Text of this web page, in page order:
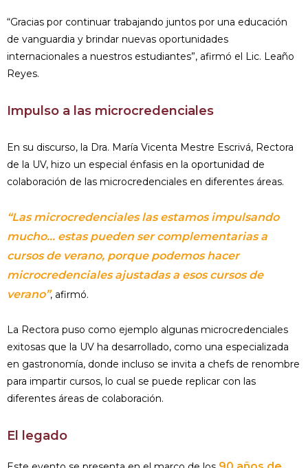
“Gracias por continuar trabajando juntos por una educación
de vanguardia y brindar nuevas oportunidades
internacionales a nuestros estudiantes”, afirmó el Lic. Leaño
Reyes.
Impulso a las microcredenciales
En su discurso, la Dra. María Vicenta Mestre Escrivá, Rectora
de la UV, hizo un especial énfasis en la oportunidad de
colaboración de las microcredenciales en diferentes áreas.
“Las microcredenciales las estamos impulsando
mucho… estas pueden ser complementarias a
cursos de verano, porque podemos hacer
microcredenciales ajustadas a esos cursos de
verano”, afirmó.
La Rectora puso como ejemplo algunas microcredenciales
exitosas que la UV ha desarrollado, como una especializada
en gastronomía, donde incluso se invita a chefs de renombre
para impartir cursos, lo cual se puede replicar con las
diferentes áreas de colaboración.
El legado